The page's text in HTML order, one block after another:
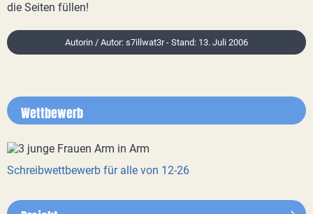
die Seiten füllen!
Autorin / Autor: s7illwat3r - Stand: 13. Juli 2006
Wettbewerb
Schreibwettbewerb für alle von 12-26